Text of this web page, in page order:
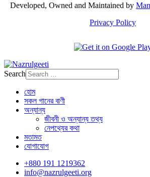
Developed, Owned and Maintained by
Privacy Policy
Search
হোম
সকল গানের বাণী
অন্যান্য
জীবনী ও অন্যান্য তথ্য
নেপথ্যের কথা
মতামত
যোগাযোগ
+880 191 1219362
info@nazrulgeeti.org